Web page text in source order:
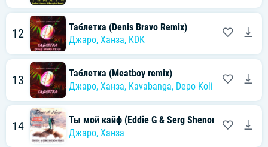
12
Таблетка (Denis Bravo Remix)
Джаро, Ханза, KDK
13
Таблетка (Meatboy remix)
Джаро, Ханза, Kavabanga, Depo Kolibri
14
Ты мой кайф (Eddie G & Serg Shenon Radio
Джаро, Ханза